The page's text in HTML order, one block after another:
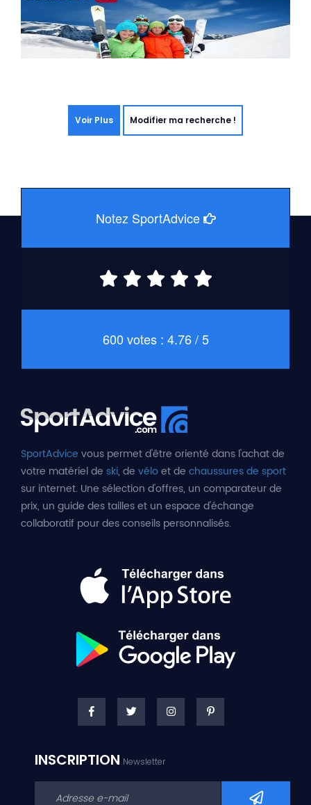
Voir Plus Modifier ma recherche !
Notez SportAdvice
600 votes : 4.76 / 5
SportAdvice vous permet d'être orienté dans l'achat de
votre matériel de ski, de véloet de chaussures de sport
sur internet. Une sélection d'offres, un comparateur de
prix, un guide des tailles et un espace d'échange
collaboratif pour des conseils personnalisés.
INSCRIPTION Newsletter